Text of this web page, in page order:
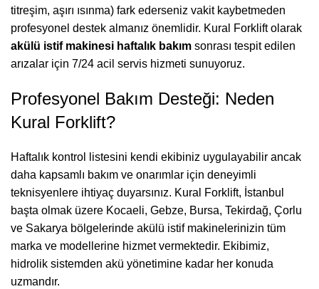
titreşim, aşırı ısınma) fark ederseniz vakit kaybetmeden
profesyonel destek almanız önemlidir. Kural Forklift olarak
akülü istif makinesi haftalık bakım sonrası tespit edilen
arızalar için 7/24 acil servis hizmeti sunuyoruz.
Profesyonel Bakım Desteği: Neden
Kural Forklift?
Haftalık kontrol listesini kendi ekibiniz uygulayabilir ancak
daha kapsamlı bakım ve onarımlar için deneyimli
teknisyenlere ihtiyaç duyarsınız. Kural Forklift, İstanbul
başta olmak üzere Kocaeli, Gebze, Bursa, Tekirdağ, Çorlu
ve Sakarya bölgelerinde akülü istif makinelerinizin tüm
marka ve modellerine hizmet vermektedir. Ekibimiz,
hidrolik sistemden akü yönetimine kadar her konuda
uzmandır.